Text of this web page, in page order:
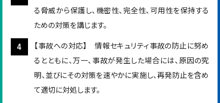
る脅威から保護し、機密性、完全性、可用性を保持する
ための対策を講じます。
【事故への対応】 情報セキュリティ事故の防止に努め
るとともに、万一、事故が発生した場合には、原因の究
明、並びにその対策を速やかに実施し、再発防止を含め
て適切に対処します。